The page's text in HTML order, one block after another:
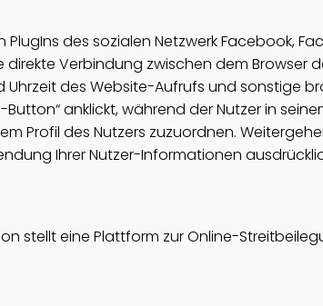
des sozialen Netzwerk Facebook,
direkte Verbindung zwischen dem
des Website-Aufrufs und sonstige
Button“ anklickt, während der Nutzer in
Profil des Nutzers zuzuordnen.
Ihrer Nutzer-Informationen
stellt eine Plattform zur Online-